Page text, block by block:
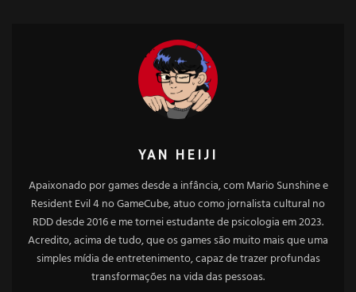
YAN HEIJI
Apaixonado por games desde a infância, com Mario Sunshine e
Resident Evil 4 no GameCube, atuo como jornalista cultural no
RDD desde 2016 e me tornei estudante de psicologia em 2023.
Acredito, acima de tudo, que os games são muito mais que uma
simples mídia de entretenimento, capaz de trazer profundas
transformações na vida das pessoas.